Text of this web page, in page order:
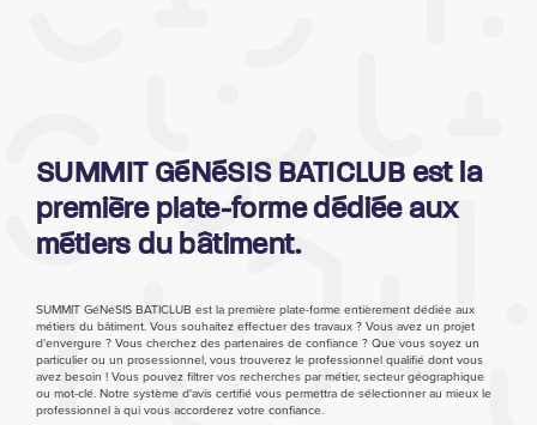
SUMMIT GéNéSIS BATICLUB est la
première plate-forme dédiée aux
métiers du bâtiment.
SUMMIT GéNéSIS BATICLUB est la première plate-forme entièrement dédiée aux
métiers du bâtiment. Vous souhaitez effectuer des travaux ? Vous avez un projet
d'envergure ? Vous cherchez des partenaires de confiance ? Que vous soyez un
particulier ou un prosessionnel, vous trouverez le professionnel qualifié dont vous
avez besoin ! Vous pouvez filtrer vos recherches par métier, secteur géographique
ou mot-clé. Notre système d'avis certifié vous permettra de sélectionner au mieux le
professionnel à qui vous accorderez votre confiance.